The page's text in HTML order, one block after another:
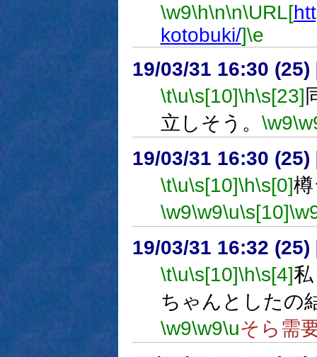
\w9\h\n\n\URL[
kotobuki/]\e
19/03/31 16:30 (25)
\t\u\s[10]\h\s[23]
立しそう。 \w9
19/03/31 16:30 (25)
\t\u\s[10]\h\s[0]
\w9\w9\u\s[10]
19/03/31 16:32 (25)
\t\u\s[10]\h\s[4]
ちゃんとしたの
\w9\w9\uそら需